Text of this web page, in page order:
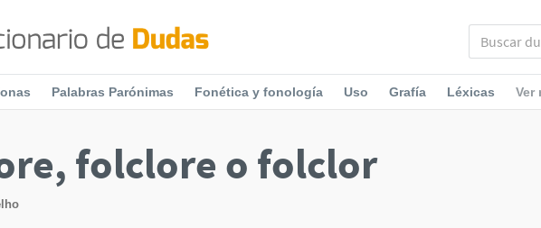
Palabras Parónimas Fonética y fonología Uso Grafía Léxicas Ver
folclore o folclor